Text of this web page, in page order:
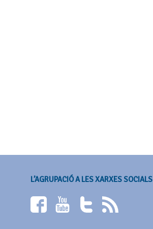
L’AGRUPACIÓ A LES XARXES SOCIALS